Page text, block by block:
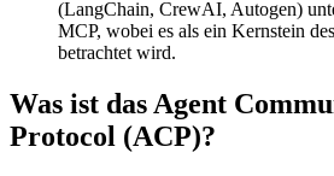
(LangChain, CrewAI, Autogen)
MCP, wobei es als ein Kernstein
betrachtet wird.
Was ist das Agent
Protocol (ACP)?